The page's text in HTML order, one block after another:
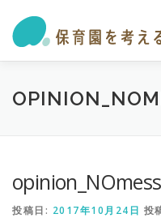
私たちの活動 保育園
投稿日: 2017年10月24日 投